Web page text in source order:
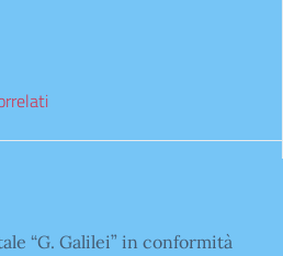
“G. Galilei” in conformità